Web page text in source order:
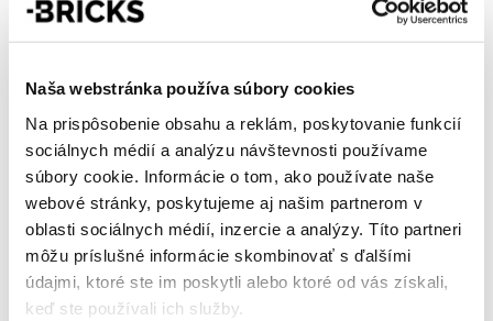
Naša webstránka používa súbory cookies
Na prispôsobenie obsahu a reklám, poskytovanie funkcií
sociálnych médií a analýzu návštevnosti používame
súbory cookie. Informácie o tom, ako používate naše
webové stránky, poskytujeme aj našim partnerom v
oblasti sociálnych médií, inzercie a analýzy. Títo partneri
môžu príslušné informácie skombinovať s ďalšími
údajmi, ktoré ste im poskytli alebo ktoré od vás získali,
keď ste používali ich služby.